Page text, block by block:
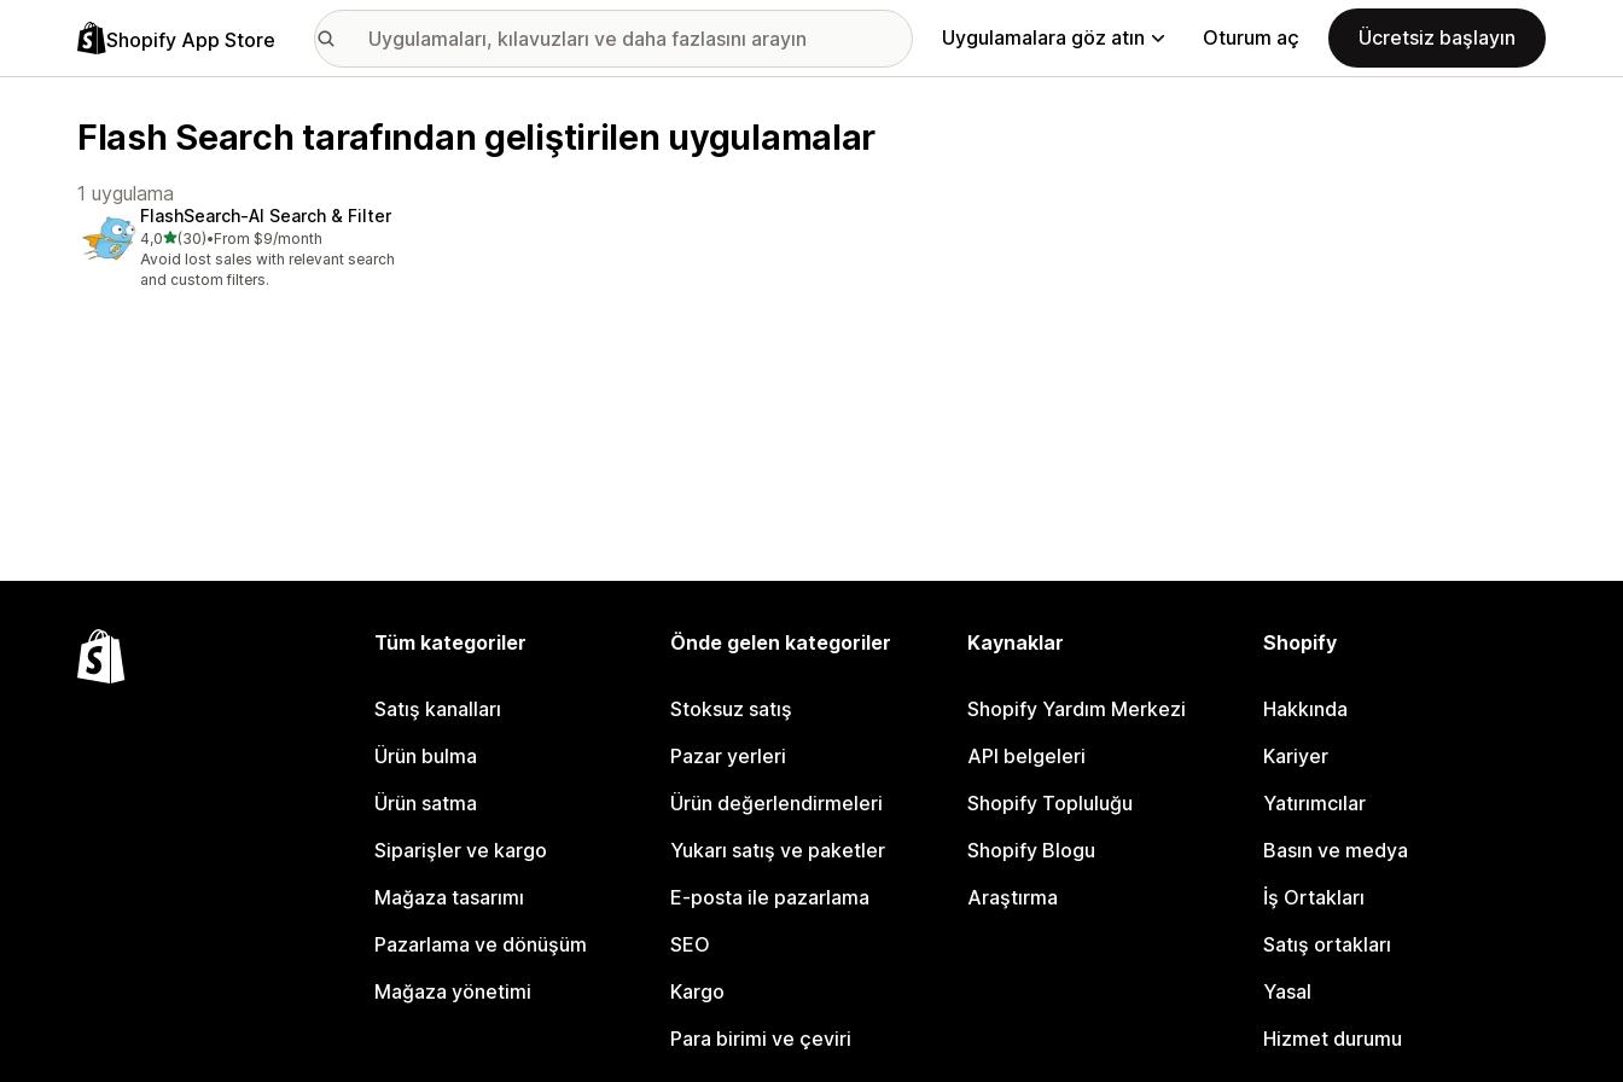
Shopify App Store Uygulamalara göz atın Oturum aç Ücretsiz başlayın
Flash Search tarafından geliştirilen uygulamalar
1 uygulama
FlashSearch‑AI Search & Filter
4,05 yıldız üzerinden
(30)
toplam 30 değerlendirme
•From $9/month
Avoid lost sales with relevant search
and custom filters.
Tüm kategoriler
Satış kanalları
Ürün bulma
Ürün satma
Siparişler ve kargo
Mağaza tasarımı
Pazarlama ve dönüşüm
Mağaza yönetimi
Önde gelen kategoriler
Stoksuz satış
Pazar yerleri
Ürün değerlendirmeleri
Yukarı satış ve paketler
E-posta ile pazarlama
SEO
Kargo
Para birimi ve çeviri
Kaynaklar
Shopify Yardım Merkezi
API belgeleri
Shopify Topluluğu
Shopify Blogu
Araştırma
Shopify
Hakkında
Kariyer
Yatırımcılar
Basın ve medya
İş Ortakları
Satış ortakları
Yasal
Hizmet durumu